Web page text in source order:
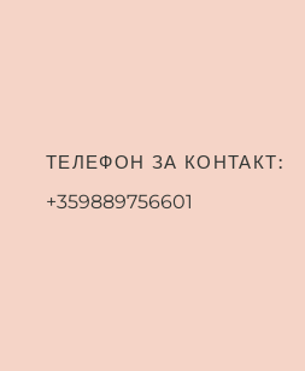
ТЕЛЕФОН ЗА КОНТАКТ:
+359889756601